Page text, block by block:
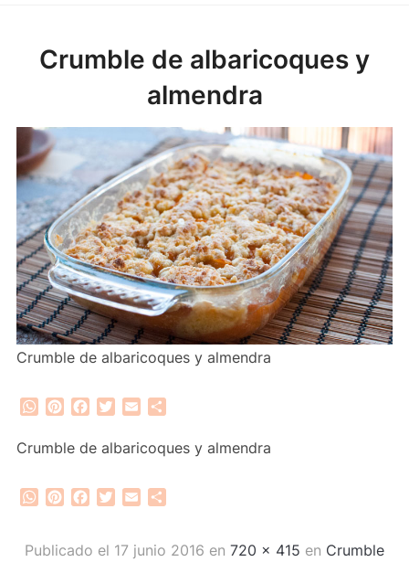
Crumble de albaricoques y
almendra
Crumble de albaricoques y almendra
WhatsApp
PinterestFacebook
Twitter
Email
Crumble de albaricoques y almendra
WhatsApp
PinterestFacebook
Twitter
Email
Publicado el 17 junio 2016 en 720 × 415 en Crumble